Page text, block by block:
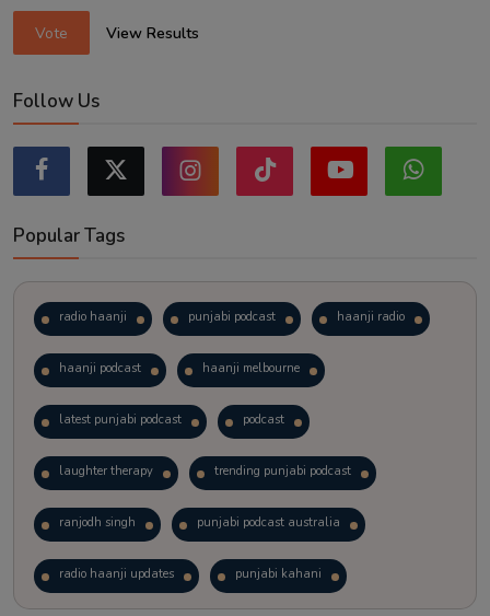
Vote View Results
Follow Us
Popular Tags
radio haanji punjabi podcast haanji radio
haanji podcast haanji melbourne
latest punjabi podcast podcast
laughter therapy trending punjabi podcast
ranjodh singh punjabi podcast australia
radio haanji updates punjabi kahani